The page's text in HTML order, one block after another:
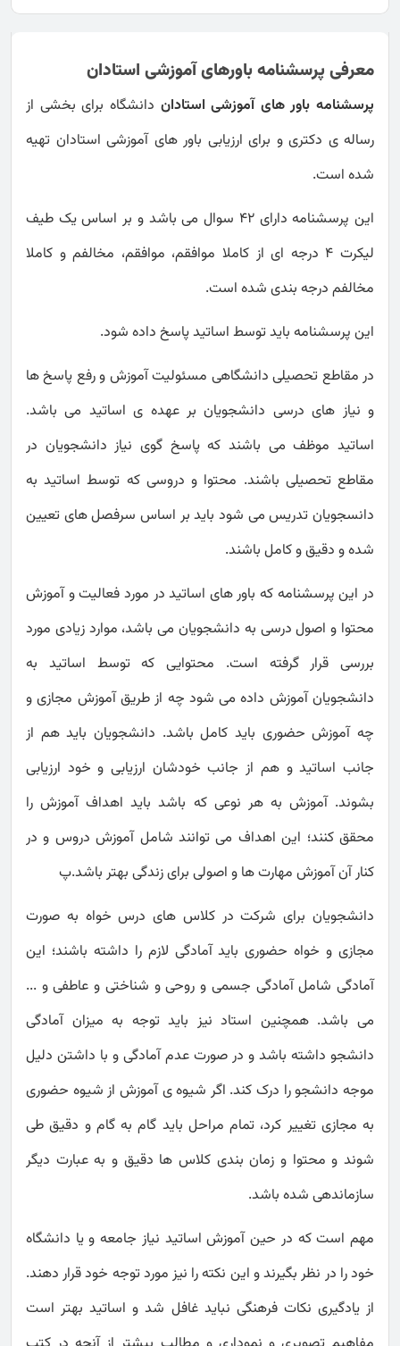
معرفی پرسشنامه باورهای آموزشی استادان
پرسشنامه باور های آموزشی استادان دانشگاه برای بخشی از
رساله ی دکتری و برای ارزیابی باور های آموزشی استادان تهیه
شده است.
این پرسشنامه دارای 42 سوال می باشد و بر اساس یک طیف
لیکرت 4 درجه ای از کاملا موافقم، موافقم، مخالفم و کاملا
مخالفم درجه بندی شده است.
این پرسشنامه باید توسط اساتید پاسخ داده شود.
در مقاطع تحصیلی دانشگاهی مسئولیت آموزش و رفع پاسخ ها
و نیاز های درسی دانشجویان بر عهده ی اساتید می باشد.
اساتید موظف می باشند که پاسخ گوی نیاز دانشجویان در
مقاطع تحصیلی باشند. محتوا و دروسی که توسط اساتید به
دانسجویان تدریس می شود باید بر اساس سرفصل های تعیین
شده و دقیق و کامل باشند.
در این پرسشنامه که باور های اساتید در مورد فعالیت و آموزش
محتوا و اصول درسی به دانشجویان می باشد، موارد زیادی مورد
بررسی قرار گرفته است. محتوایی که توسط اساتید به
دانشجویان آموزش داده می شود چه از طریق آموزش مجازی و
چه آموزش حضوری باید کامل باشد. دانشجویان باید هم از
جانب اساتید و هم از جانب خودشان ارزیابی و خود ارزیابی
بشوند. آموزش به هر نوعی که باشد باید اهداف آموزش را
محقق کنند؛ این اهداف می توانند شامل آموزش دروس و در
کنار آن آموزش مهارت ها و اصولی برای زندگی بهتر باشد.پ
دانشجویان برای شرکت در کلاس های درس خواه به صورت
مجازی و خواه حضوری باید آمادگی لازم را داشته باشند؛ این
آمادگی شامل آمادگی جسمی و روحی و شناختی و عاطفی و ...
می باشد. همچنین استاد نیز باید توجه به میزان آمادگی
دانشجو داشته باشد و در صورت عدم آمادگی و با داشتن دلیل
موجه دانشجو را درک کند. اگر شیوه ی آموزش از شیوه حضوری
به مجازی تغییر کرد، تمام مراحل باید گام به گام و دقیق طی
شوند و محتوا و زمان بندی کلاس ها دقیق و به عبارت دیگر
سازماندهی شده باشد.
مهم است که در حین آموزش اساتید نیاز جامعه و یا دانشگاه
خود را در نظر بگیرند و این نکته را نیز مورد توجه خود قرار دهند.
از یادگیری نکات فرهنگی نباید غافل شد و اساتید بهتر است